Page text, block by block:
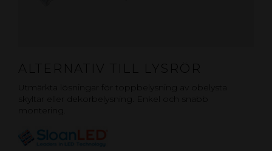
ALTERNATIV TILL LYSRÖR
Utmärkta lösningar för toppbelysning av obelysta
skyltar eller dekorbelysning. Enkel och snabb
montering.